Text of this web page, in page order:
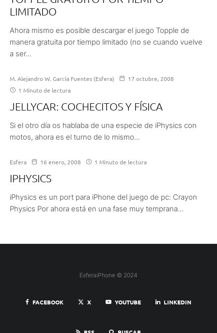
LIMITADO
Ahora mismo es posible descargar el juego Topple de
manera gratuita por tiempo limitado (no se cuando vuelve
a ser...
M. Alejandro W. García Fuentes (Esfera)
17 octubre, 2008
1 Minuto de lectura
JELLYCAR: COCHECITOS Y FÍSICA
Si el otro día os hablaba de una especie de iPhysics con
motos, ahora es el turno de lo mismo...
Esfera 16 enero, 2008 1 Minuto de lectura
IPHYSICS
iPhysics es un port para iPhone del juego de pc: Crayon
Physics Por ahora está en una fase muy temprana...
EsferaiPhone © 2024
FACEBOOK X YOUTUBE LINKEDIN